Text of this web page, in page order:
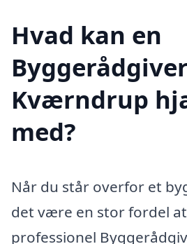
Hvad kan en
Kværndrup
med?
Når du står overfor et
det være en stor fordel
professionel